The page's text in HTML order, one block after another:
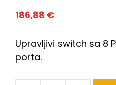
186,88 €
Upravljivi switch sa 8
porta.